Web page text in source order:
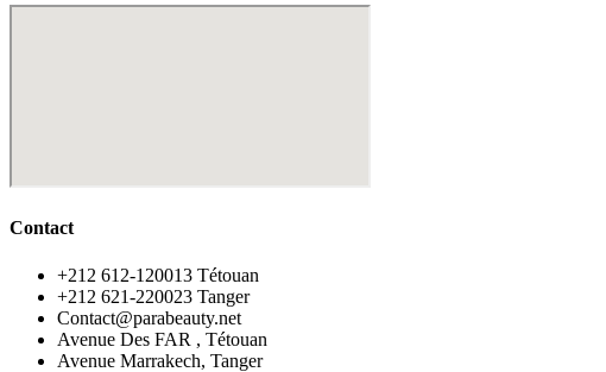
Contact
‪+212 612-120013 Tétouan
‪+212 621-220023 Tanger
Contact@parabeauty.net
Avenue Des FAR , Tétouan
Avenue Marrakech, Tanger